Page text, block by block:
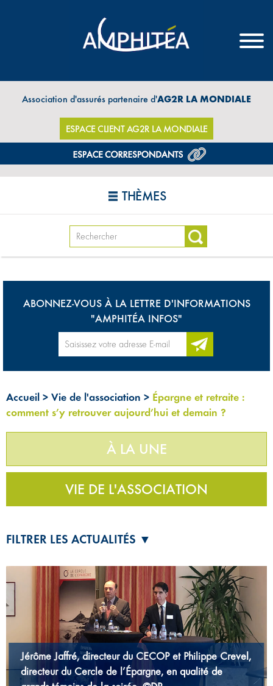
Association d'assurés partenaire d'AG2R LA MONDIALE
ESPACE CLIENT AG2R LA MONDIALE
THÈMES
ABONNEZ-VOUS À LA LETTRE D'INFORMATIONS
"AMPHITÉA INFOS"
Accueil > Vie de l'association > Épargne et retraite :
comment s’y retrouver aujourd’hui et demain ?
À LA UNE
VIE DE L'ASSOCIATION
FILTRER LES ACTUALITÉS ▼
Jérôme Jaffré, directeur du CECOP et Philippe Crevel,
directeur du Cercle de l’Épargne, en qualité de